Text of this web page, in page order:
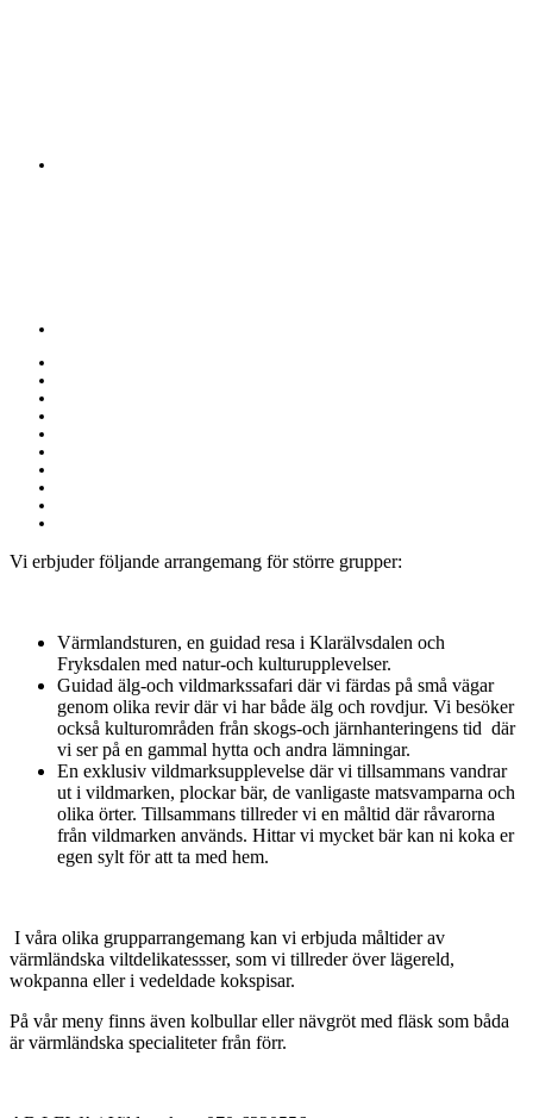
Vi erbjuder följande arrangemang för större grupper:
Värmlandsturen, en guidad resa i Klarälvsdalen och
Fryksdalen med natur-och kulturupplevelser.
Guidad älg-och vildmarkssafari där vi färdas på små vägar
genom olika revir där vi har både älg och rovdjur. Vi besöker
också kulturområden från skogs-och järnhanteringens tid där
vi ser på en gammal hytta och andra lämningar.
En exklusiv vildmarksupplevelse där vi tillsammans vandrar
ut i vildmarken, plockar bär, de vanligaste matsvamparna och
olika örter. Tillsammans tillreder vi en måltid där råvarorna
från vildmarken används. Hittar vi mycket bär kan ni koka er
egen sylt för att ta med hem.
I våra olika grupparrangemang kan vi erbjuda måltider av
värmländska viltdelikatessser, som vi tillreder över lägereld,
wokpanna eller i vedeldade kokspisar.
På vår meny finns även kolbullar eller nävgröt med fläsk som båda
är värmländska specialiteter från förr.